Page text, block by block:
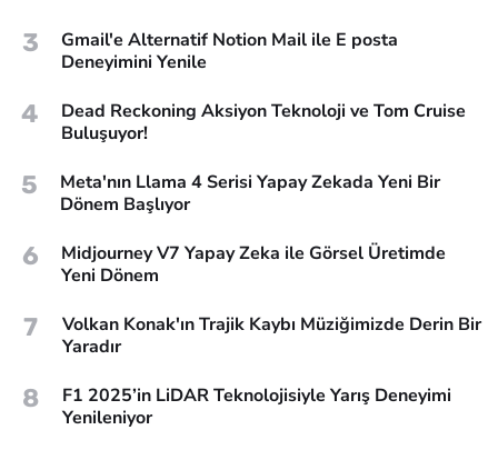
3
Gmail'e Alternatif Notion Mail ile E posta
Deneyimini Yenile
4
Dead Reckoning Aksiyon Teknoloji ve Tom Cruise
Buluşuyor!
5
Meta'nın Llama 4 Serisi Yapay Zekada Yeni Bir
Dönem Başlıyor
6
Midjourney V7 Yapay Zeka ile Görsel Üretimde
Yeni Dönem
7
Volkan Konak'ın Trajik Kaybı Müziğimizde Derin Bir
Yaradır
8
F1 2025’in LiDAR Teknolojisiyle Yarış Deneyimi
Yenileniyor